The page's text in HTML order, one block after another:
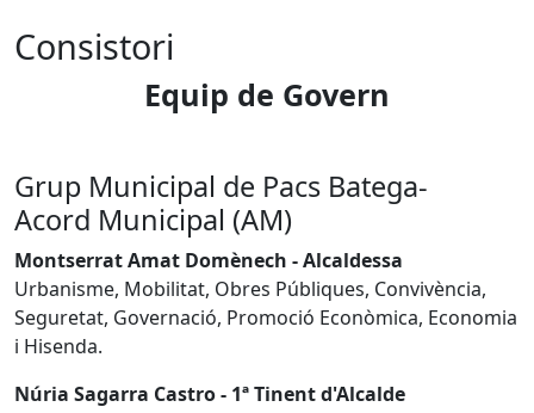
Consistori
Equip de Govern
Grup Municipal de Pacs Batega-
Acord Municipal (AM)
Montserrat Amat Domènech - Alcaldessa
Urbanisme, Mobilitat, Obres Públiques, Convivència,
Seguretat, Governació, Promoció Econòmica, Economia
i Hisenda.
Núria Sagarra Castro - 1ª Tinent d'Alcalde